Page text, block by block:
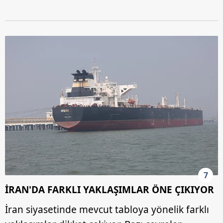
sınırlı olarak açık rızanız dahilinde kullanılacaktır.
vasıtasıyla belirleyebilirsiniz. Çerezlere ilişkin detaylı bilgi
için Ayarlar butonuna tıklayabilir,
ziyaret edebilirsiniz.
6698 sayılı Kişisel Verilerin Korunması Kanunu uyarınca
hazırlanmış Aydınlatma Metnimizi okumak ve sitemizde
ilgili mevzuata uygun olarak kullanılan çerezlerle ilgili bilgi
almak için lütfen tıklayınız.
7
İRAN'DA FARKLI YAKLAŞIMLAR ÖNE ÇIKIYOR
İran siyasetinde mevcut tabloya yönelik farklı